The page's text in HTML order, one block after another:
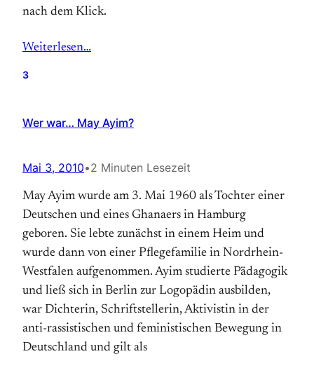
nach dem Klick.
Weiterlesen…
3
Wer war… May Ayim?
Mai 3, 2010•2 Minuten Lesezeit
May Ayim wurde am 3. Mai 1960 als Tochter einer
Deutschen und eines Ghanaers in Hamburg
geboren. Sie lebte zunächst in einem Heim und
wurde dann von einer Pflegefamilie in Nordrhein-
Westfalen aufgenommen. Ayim studierte Pädagogik
und ließ sich in Berlin zur Logopädin ausbilden,
war Dichterin, Schriftstellerin, Aktivistin in der
anti-rassistischen und feministischen Bewegung in
Deutschland und gilt als